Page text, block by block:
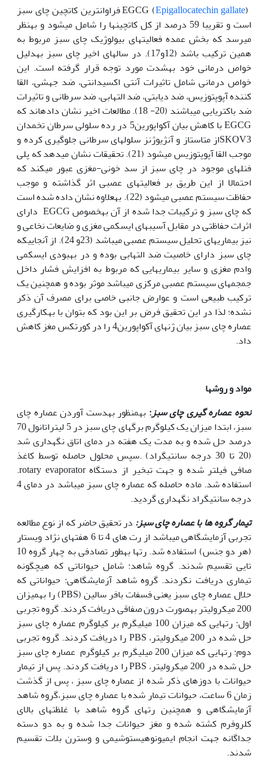
Epigallocatechin gallate
) فراوان­ترین کاتچین چای سبز
است و تقریبا 59 درصد از کل کاتچین‏ها را شامل می‏شود و به‏نظر
می‏رسد که بخش عمده فعالیت‏های بیولوژیک چای سبز مربوط به
همین ترکیب باشد (12و17). در سال­های اخیر چای سبز به‏دلیل
خواص درمانی خود به‏شدت مورد توجه قرار گرفته است. این
خواص درمانی شامل تاثیرات آنتی اکسیدانتی، ضد جهشی، القا
کننده آپوپتوزیس، ضد دیابتی، ضد التهابی، ضد سرطانی و تاثیرات
ضد باکتریایی می­باشند (20- 18). مطالعات اخیر نشان داده‏اند که
EGCG با کاهش بیان آکواپورین5 در رده سلولی سرطان تخمدان
SKOV3از متاستاز و آنژیوژنز سلول­های سرطانی جلوگیری کرده و
موجب القا آپوپتوزیس می­شود (21). تحقیقات نشان می­دهد که پلی
فنل‏های موجود در چای سبز از سد خونی-مغزی عبور می‏کند که
احتمالا از این طریق بر فعالیت­های عصبی اثر گذاشته و موجب
حفاظت سیستم عصبی می­شود (22). به‏علاوه نشان داده شده است
که چای سبز و ترکیبات جدا شده از آن به‏خصوص EGCG دارای
اثرات حفاظتی در مقابل آسیب­های ایسکمی مغزی و ضایعات نخاعی و
نیز بیماری­های تحلیل سیستم عصبی می­باشد (23و 24). از آنجایی­که
چای سبز دارای خاصیت ضد التهابی بوده و در بهبودی ایسکمی
وادم مغزی و سایر بیماری‏هایی که مربوط به افزایش فشار داخل
جمجمه‏ای سیستم عصبی مرکزی می‏باشد موثر بوده و همچنین یک
ترکیب طبیعی است و عوارض جانبی خاصی برای مصرف آن ذکر
نشده؛ لذا در این تحقیق فرض بر این بود که بتوان با به‏کار­گیری
عصاره چای سبز بیان ژن­های آکواپورین4 را در کورتکس مغز کاهش
داد.
مواد و روش­ها
نحوه عصاره گیری چای سبز: به‏منظور به‏دست آوردن عصاره چای
سبز، ابتدا میزان یک کیلوگرم برگ­های چای سبز در 5 لیتراتانول 70
درصد حل شده و به مدت یک هفته در دمای اتاق نگهداری شد
(20 تا 30 درجه سانتی‏گراد) .سپس محلول حاصله توسط کاغذ
صافی فیلتر شده و جهت تبخیر از دستگاه rotary evaporator.
استفاده شد. ماده حاصله که عصاره چای سبز می‏باشد در دمای 4
درجه سانتی‏گراد نگه‏داری گردید.
تیمار گروه ها با عصاره چای سبز: در تحقیق حاضر که از نوع مطالعه
تجربی آزمایشگاهی می‏باشد از رت های 4 تا 6 هفته­ای نژاد ویستار
(هر دو جنس) استفاده شد. رت­ها به‏طور تصادفی به چهار گروه 10
تایی تقسیم شدند. گروه شاهد: شامل حیواناتی که هیچگونه
تیماری دریافت نکردند. گروه شاهد آزمایشگاهی: حیواناتی که
حلال عصاره چای سبز یعنی فسفات بافر سالین (PBS) را به‏میزان
200 میکرولیتر به‏صورت درون صفاقی دریافت کردند. گروه تجربی
اول: رت­هایی که میزان 100 میلی‏گرم بر کیلوگرم عصاره چای سبز
حل شده در 200 میکرولیتر، PBS را دریافت کردند. گروه تجربی
دوم: رت­هایی که میزان 200 میلی‏گرم بر کیلوگرم عصاره چای سبز
حل شده در 200 میکرولیتر، PBS را دریافت کردند. پس از تیمار
حیوانات با دوزهای ذکر شده از عصاره چای سبز ، پس از گذشت
زمان 6 ساعت، حیوانات تیمار شده با عصاره چای سبز،گروه شاهد
آزمایشگاهی و همچنین رت‏های گروه شاهد با غلظت‏های بالای
کلروفرم کشته شده و مغز حیوانات جدا شده و به دو دسته
جداگانه جهت انجام ایمیونوهیستوشیمی و وسترن بلات تقسیم
شدند.